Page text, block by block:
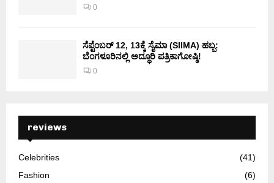
0
ಸೆಪ್ಟೆಂಬರ್ 12, 13ಕ್ಕೆ ಸೈಮಾ (SIIMA) ಹಬ್ಬ:
ಬೆಂಗಳೂರಿನಲ್ಲಿ ಅದ್ಧೂರಿ ಪತ್ರಿಕಾಗೋಷ್ಠಿ!
0
reviews
Celebrities
(41)
Fashion
(6)